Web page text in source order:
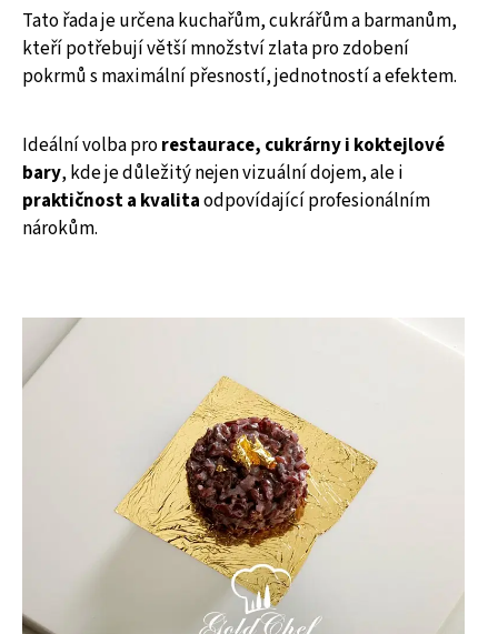
Tato řada je určena kuchařům, cukrářům a barmanům,
kteří potřebují větší množství zlata pro zdobení
pokrmů s maximální přesností, jednotností a efektem.
Ideální volba prorestaurace, cukrárny i koktejlové
bary, kde je důležitý nejen vizuální dojem, ale i
praktičnost a kvalitaodpovídající profesionálním
nárokům.